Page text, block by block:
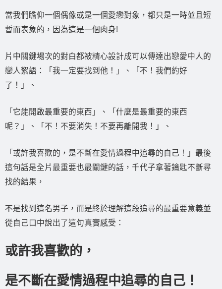
當我們瞻仰一個偶像或是一個愛戀對象，都只是一時並且短
暫而表象的，因為這是一個肉身!
片中關鍵場次的對白都被精心設計成可以傳達出戀愛中人的
戀人絮語：「我一定要找到他！」、「不！我們約好
了！」、
「它能開啟最重要的東西」、「什麼是最重要的東西
呢？」、「不！不要消失！不要再離開我！」、
「或許我喜歡的，是不斷在愛情過程中追尋的自己！」最後
這句話是全片最重要也最關鍵的話，千代子拿著鑰匙不斷尋
找的結果，
不是找到這名男子，而是終於理解這段追尋的最重要意義並
從自己口中說出了這句真實感受：
或許我喜歡的，
是不斷在愛情過程中追尋的自己！